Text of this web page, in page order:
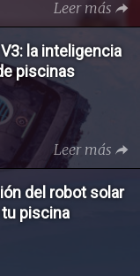
Leer más
la inteligencia
piscinas
Leer más
del robot solar
piscina